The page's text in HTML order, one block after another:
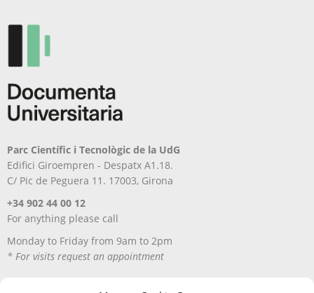
Parc Científic i Tecnològic de la UdG
Edifici Giroempren - Despatx A1.18.
C/ Pic de Peguera 11. 17003, Girona
+34 902 44 00 12
For anything please call
Monday to Friday from 9am to 2pm
* For visits request an appointment